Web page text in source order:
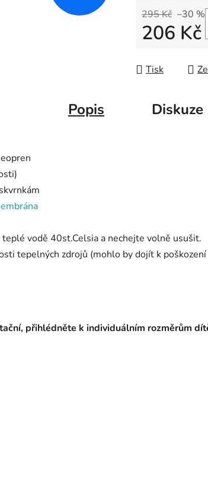
295 Kč –30 %
206 Kč
Tisk
Popis Diskuze
vodě 40st.Celsia a nechejte volně usušit.
tepelných zdrojů (mohlo by dojít k poškození
přihlédněte k individuálním rozměrům